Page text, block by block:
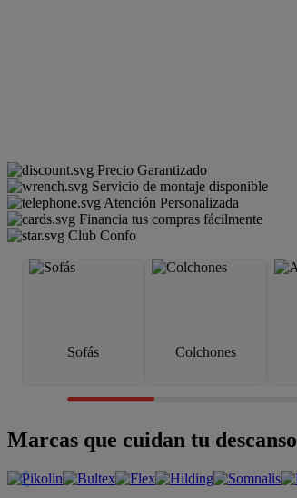
Precio Garantizado
Servicio de montaje disponible
Atención Personalizada
Financia tus compras fácilmente
Club Confo
Sofás Colchones
Marcas que cuidan tu descanso